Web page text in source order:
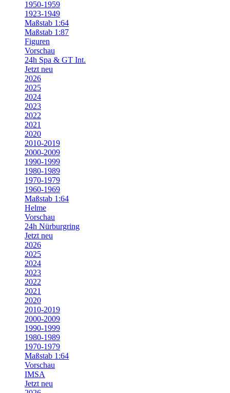
1950-1959
1923-1949
Maßstab 1:64
Maßstab 1:87
Figuren
Vorschau
24h Spa & GT Int.
Jetzt neu
2026
2025
2024
2023
2022
2021
2020
2010-2019
2000-2009
1990-1999
1980-1989
1970-1979
1960-1969
Maßstab 1:64
Helme
Vorschau
24h Nürburgring
Jetzt neu
2026
2025
2024
2023
2022
2021
2020
2010-2019
2000-2009
1990-1999
1980-1989
1970-1979
Maßstab 1:64
Vorschau
IMSA
Jetzt neu